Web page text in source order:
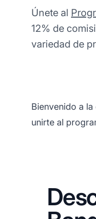
Únete al
12% de
variedad de
Bienvenido a
unirte al